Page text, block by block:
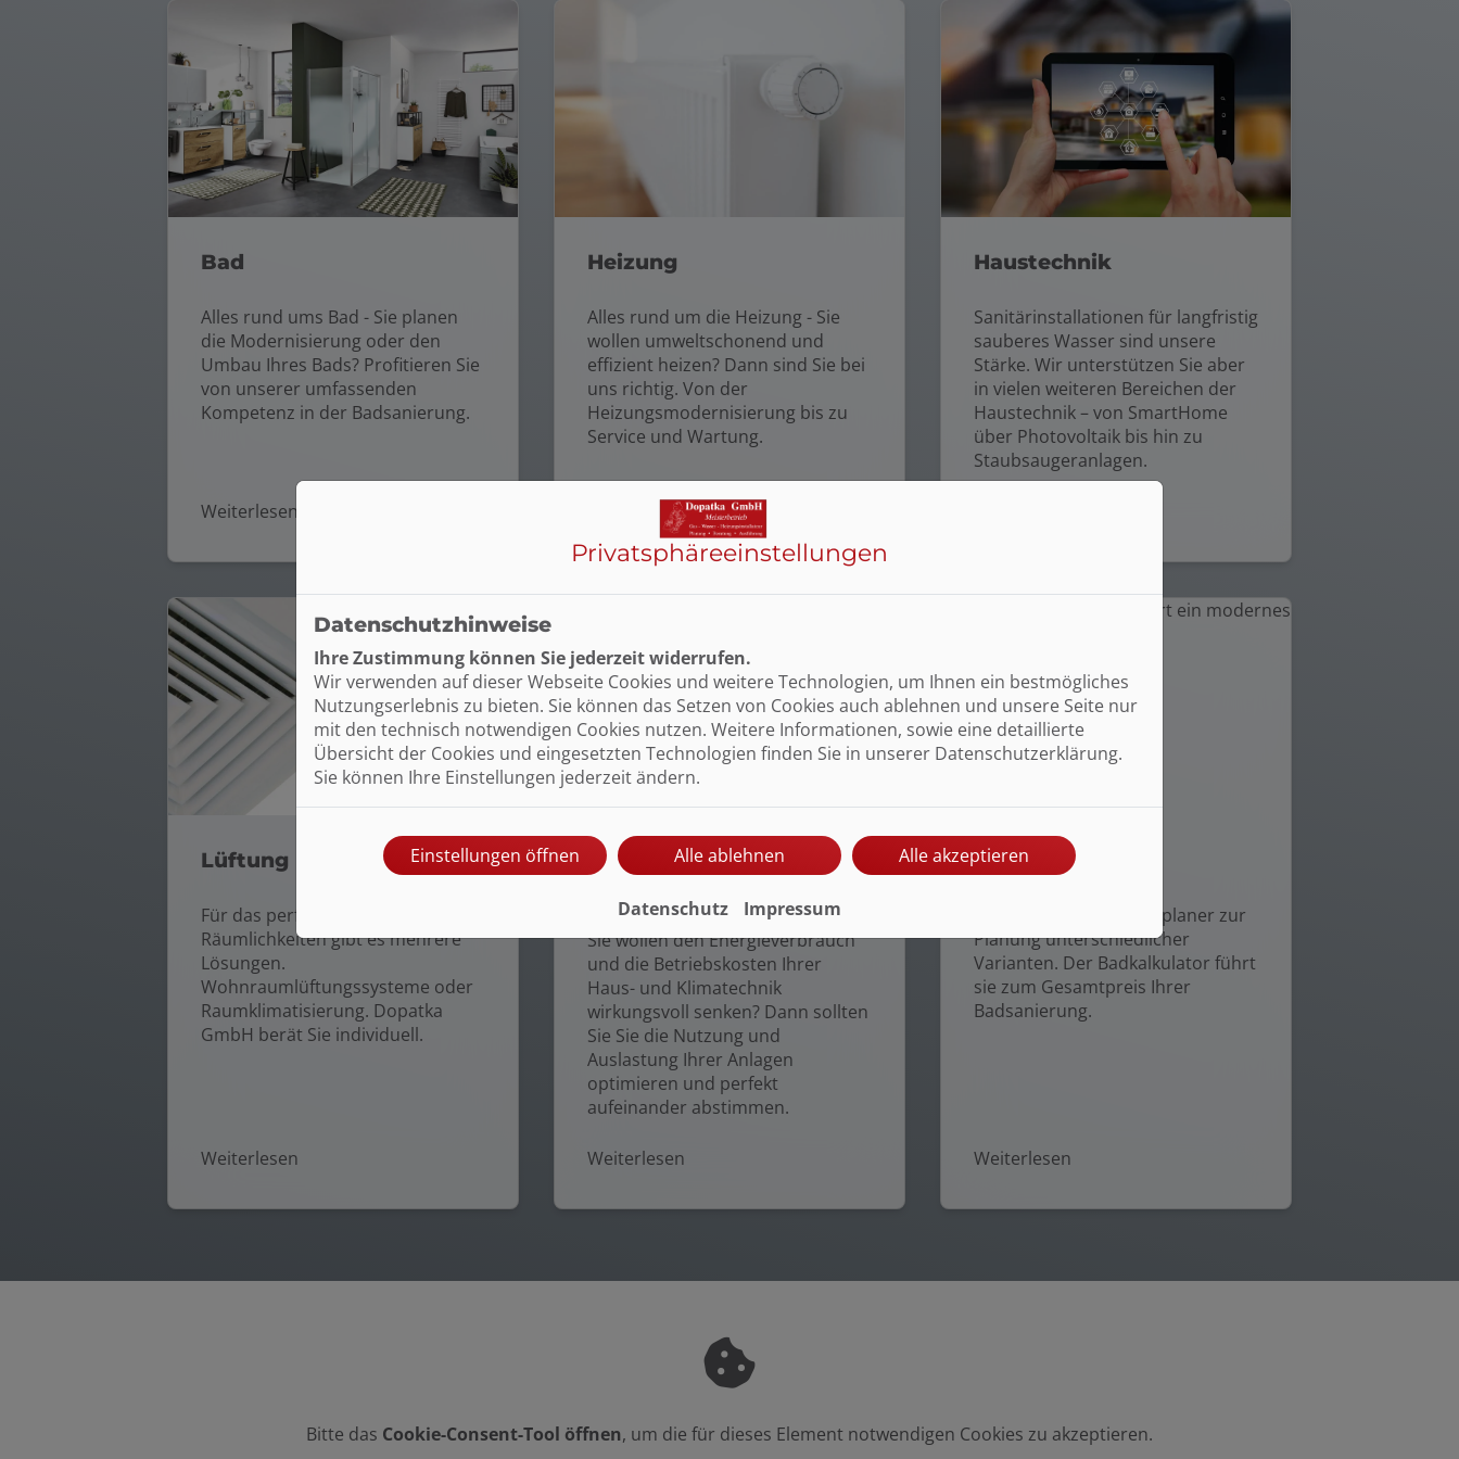
Bad
Alles rund ums Bad - Sie planen
die Modernisierung oder den
Umbau Ihres Bads? Profitieren Sie
von unserer umfassenden
Kompetenz in der Badsanierung.
Weiterlesen
Heizung
Alles rund um die Heizung - Sie
wollen umweltschonend und
effizient heizen? Dann sind Sie bei
uns richtig. Von der
Heizungsmodernisierung bis zu
Service und Wartung.
Weiterlesen
Haustechnik
Sanitärinstallationen für langfristig
sauberes Wasser sind unsere
Stärke. Wir unterstützen Sie aber
in vielen weiteren Bereichen der
Haustechnik – von SmartHome
über Photovoltaik bis hin zu
Staubsaugeranlagen.
Lüftung
Für das perfekte Klima in Ihren
Räumlichkeiten gibt es mehrere
Lösungen.
Wohnraumlüftungssysteme oder
Raumklimatisierung. Dopatka
GmbH berät Sie individuell.
Weiterlesen
Intelligente
Sie wollen den Energieverbrauch
und die Betriebskosten Ihrer
Haus- und Klimatechnik
wirkungsvoll senken? Dann sollten
Sie Sie die Nutzung und
Auslastung Ihrer Anlagen
optimieren und perfekt
aufeinander abstimmen.
Weiterlesen
Planungshilfen
Nutzen Sie den 3D-Badplaner zur
Planung unterschiedlicher
Varianten. Der Badkalkulator führt
sie zum Gesamtpreis Ihrer
Badsanierung.
Weiterlesen
Bitte das Cookie-Consent-Tool öffnen, um die für dieses Element notwendigen Cookies zu akzeptieren.
Privatsphäre­einstellungen
Datenschutzhinweise
Ihre Zustimmung können Sie jederzeit widerrufen.
Wir verwenden auf dieser Webseite Cookies und weitere Technologien, um Ihnen ein bestmögliches
Nutzungserlebnis zu bieten. Sie können das Setzen von Cookies auch ablehnen und unsere Seite nur
mit den technisch notwendigen Cookies nutzen. Weitere Informationen, sowie eine detaillierte
Übersicht der Cookies und eingesetzten Technologien finden Sie in unserer Datenschutzerklärung.
Sie können Ihre Einstellungen jederzeit ändern.
Einstellungen öffnen Alle ablehnen Alle akzeptieren
Datenschutz Impressum